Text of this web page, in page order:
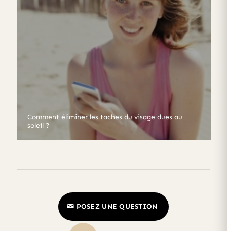
Comment éliminer les taches du visage dues au
soleil ?
POSEZ UNE QUESTION